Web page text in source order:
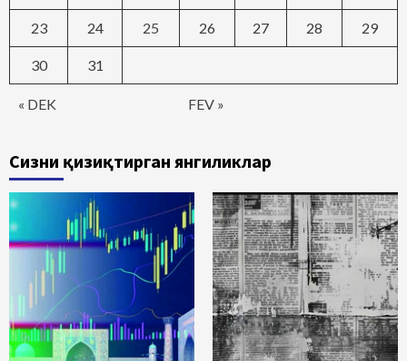
« DEK FEV »
23 24 25 26 27 28 29
30 31
Сизни қизиқтирган янгиликлар